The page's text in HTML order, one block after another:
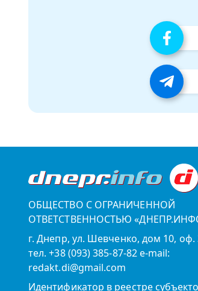
ОБЩЕСТВО С ОГРАНИЧЕННОЙ
ОТВЕТСТВЕННОСТЬЮ
г. Днепр, ул. Шевченко, дом 10, оф.
тел. +38 (093) 385-87-82 e-mail:
redakt.di@gmail.com
Идентификатор в реестре